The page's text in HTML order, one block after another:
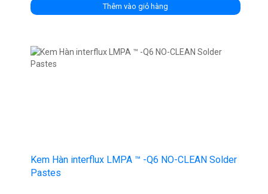
Thêm vào giỏ hàng
Kem Hàn interflux LMPA ™ -Q6 NO-CLEAN Solder
Pastes